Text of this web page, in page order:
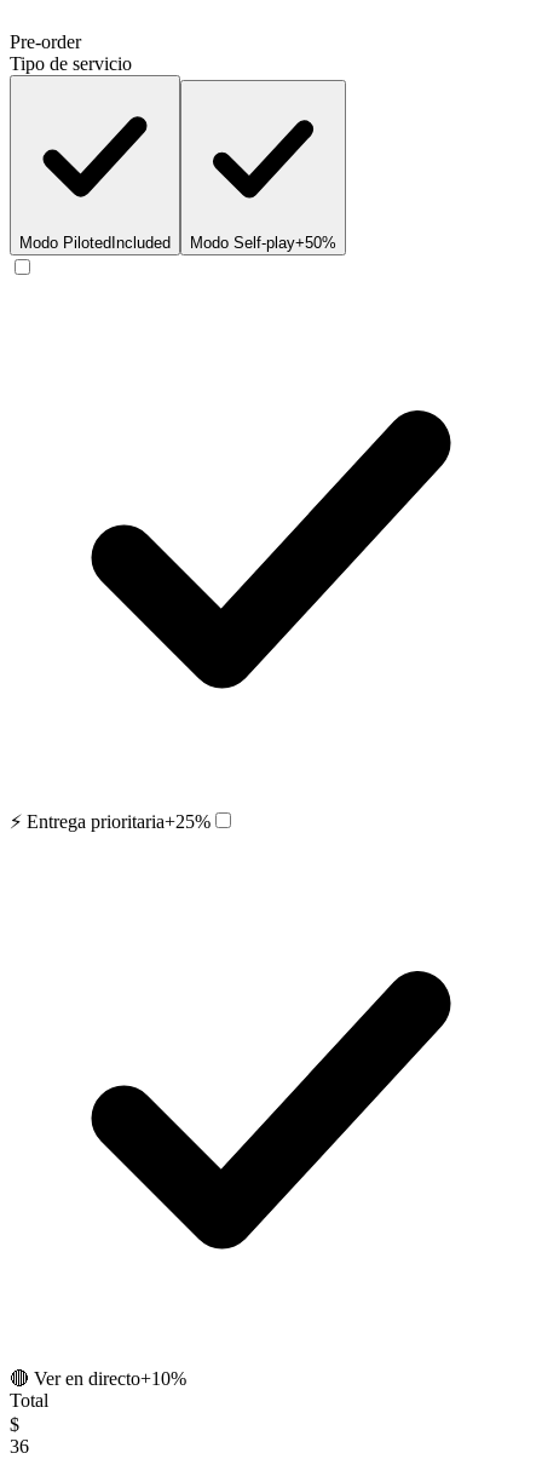
Pre-order
Tipo de servicio
Modo Piloted Included Modo Self-play+50%
⚡️ Entrega prioritaria+25%
🔴 Ver en directo+10%
Total
$
36